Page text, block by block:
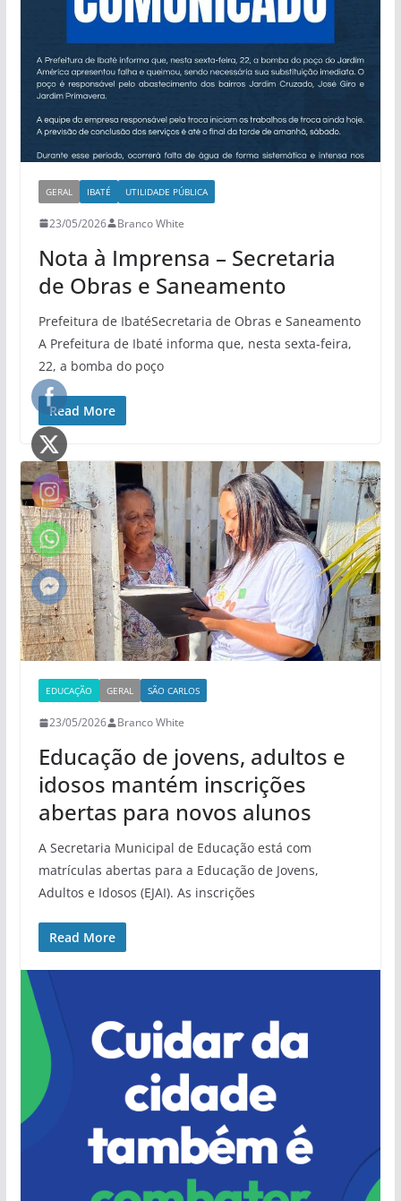
GERAL IBATÉ UTILIDADE PÚBLICA
23/05/2026 Branco White
Nota à Imprensa – Secretaria
de Obras e Saneamento
Prefeitura de IbatéSecretaria de Obras e Saneamento
A Prefeitura de Ibaté informa que, nesta sexta-feira,
22, a bomba do poço
Read More
EDUCAÇÃO GERAL SÃO CARLOS
23/05/2026 Branco White
Educação de jovens, adultos e
idosos mantém inscrições
abertas para novos alunos
A Secretaria Municipal de Educação está com
matrículas abertas para a Educação de Jovens,
Adultos e Idosos (EJAI). As inscrições
Read More